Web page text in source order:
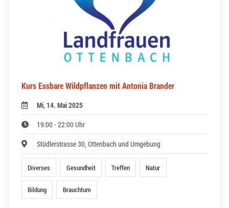
Kurs Essbare Wildpflanzen mit Antonia Brander
Mi, 14. Mai 2025
19:00 - 22:00 Uhr
Stüdlerstrasse 30, Ottenbach und Umgebung
Diverses Gesundheit Treffen Natur
Bildung Brauchtum